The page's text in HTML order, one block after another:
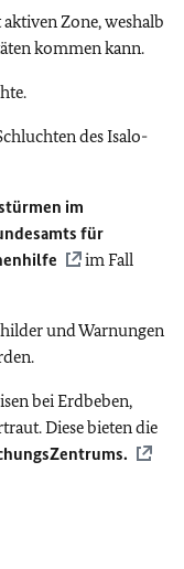
Zone, weshalb
kommen kann.
des Isalo-
im
für
im Fall
und Warnungen
bei Erdbeben,
Diese bieten die